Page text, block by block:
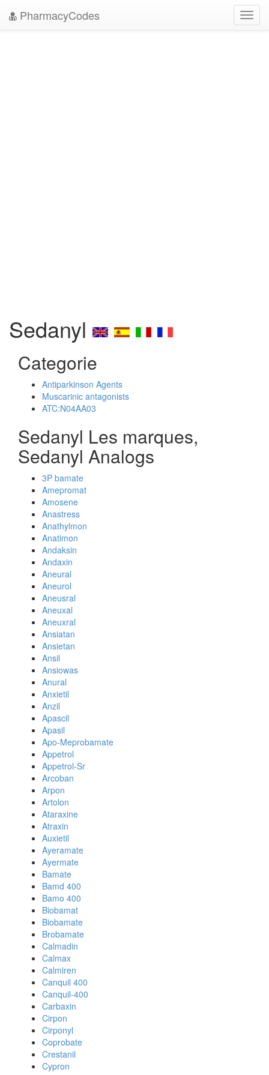
PharmacyCodes
Sedanyl
Categorie
Antiparkinson Agents
Muscarinic antagonists
ATC:N04AA03
Sedanyl Les marques,
Sedanyl Analogs
3P bamate
Amepromat
Amosene
Anastress
Anathylmon
Anatimon
Andaksin
Andaxin
Aneural
Aneurol
Aneusral
Aneuxal
Aneuxral
Ansiatan
Ansietan
Ansil
Ansiowas
Anural
Anxietil
Anzil
Apascil
Apasil
Apo-Meprobamate
Appetrol
Appetrol-Sr
Arcoban
Arpon
Artolon
Ataraxine
Atraxin
Auxietil
Ayeramate
Ayermate
Bamate
Bamd 400
Bamo 400
Biobamat
Biobamate
Brobamate
Calmadin
Calmax
Calmiren
Canquil 400
Canquil-400
Carbaxin
Cirpon
Cirponyl
Coprobate
Crestanil
Cypron